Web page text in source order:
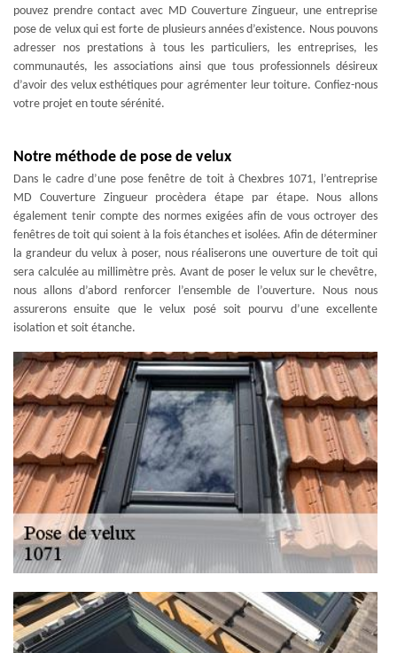
pouvez prendre contact avec MD Couverture Zingueur, une entreprise
pose de velux qui est forte de plusieurs années d’existence. Nous pouvons
adresser nos prestations à tous les particuliers, les entreprises, les
communautés, les associations ainsi que tous professionnels désireux
d’avoir des velux esthétiques pour agrémenter leur toiture. Confiez-nous
votre projet en toute sérénité.
Notre méthode de pose de velux
Dans le cadre d’une pose fenêtre de toit à Chexbres 1071, l’entreprise
MD Couverture Zingueur procèdera étape par étape. Nous allons
également tenir compte des normes exigées afin de vous octroyer des
fenêtres de toit qui soient à la fois étanches et isolées. Afin de déterminer
la grandeur du velux à poser, nous réaliserons une ouverture de toit qui
sera calculée au millimètre près. Avant de poser le velux sur le chevêtre,
nous allons d’abord renforcer l’ensemble de l’ouverture. Nous nous
assurerons ensuite que le velux posé soit pourvu d’une excellente
isolation et soit étanche.